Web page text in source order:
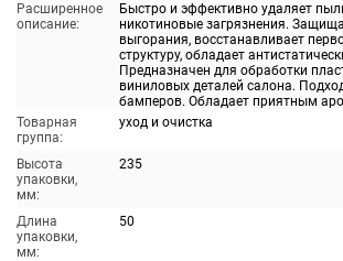
Расширенное
описание:
Быстро и эффективно удаляет
никотиновые загрязнения.
выгорания, восстанавливает
структуру, обладает
Предназначен для обработки
виниловых деталей салона.
бамперов. Обладает приятным
Товарная
группа:
уход и очистка
Высота
упаковки,
мм:
235
Длина
упаковки,
мм:
50